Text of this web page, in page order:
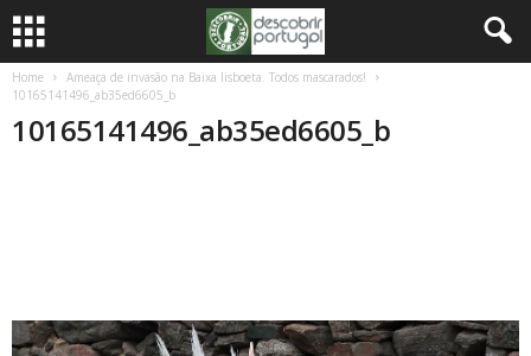
Home
Ameaça de invasão na Baixa lisboeta. Todos mascarados!
10165141496_ab35ed6605_b
10165141496_ab35ed6605_b